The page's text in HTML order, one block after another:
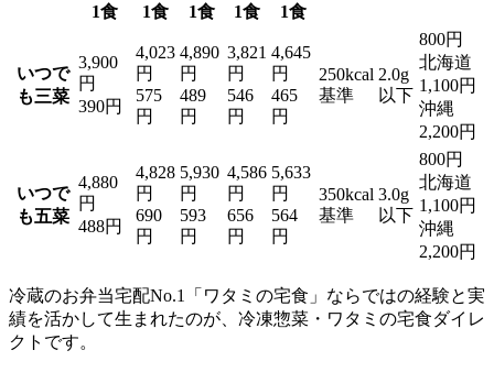
1食
1食
1食
1食
1食
いつで
も三菜
3,900
円
390円
4,023
円
575
円
4,890
円
489
円
3,821
円
546
円
4,645
円
465
円
250kcal
基準
2.0g
以下
800円
北海道
1,100円
沖縄
2,200円
いつで
も五菜
4,880
円
488円
4,828
円
690
円
5,930
円
593
円
4,586
円
656
円
5,633
円
564
円
350kcal
基準
3.0g
以下
800円
北海道
1,100円
沖縄
2,200円
冷蔵のお弁当宅配No.1「ワタミの宅食」ならではの経験と実
績を活かして生まれたのが、冷凍惣菜・ワタミの宅食ダイレ
クト です。